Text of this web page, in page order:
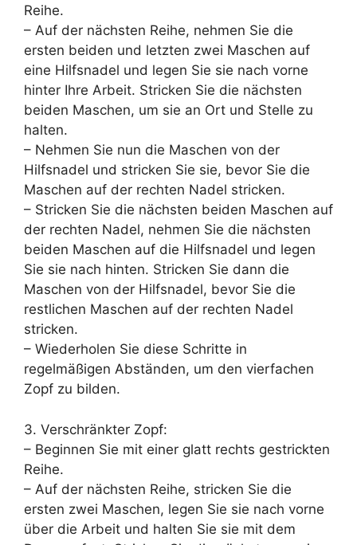
Reihe.
– Auf der nächsten Reihe, nehmen Sie die
ersten beiden und letzten zwei Maschen auf
eine Hilfsnadel und legen Sie sie nach vorne
hinter Ihre Arbeit. Stricken Sie die nächsten
beiden Maschen, um sie an Ort und Stelle zu
halten.
– Nehmen Sie nun die Maschen von der
Hilfsnadel und stricken Sie sie, bevor Sie die
Maschen auf der rechten Nadel stricken.
– Stricken Sie die nächsten beiden Maschen auf
der rechten Nadel, nehmen Sie die nächsten
beiden Maschen auf die Hilfsnadel und legen
Sie sie nach hinten. Stricken Sie dann die
Maschen von der Hilfsnadel, bevor Sie die
restlichen Maschen auf der rechten Nadel
stricken.
– Wiederholen Sie diese Schritte in
regelmäßigen Abständen, um den vierfachen
Zopf zu bilden.
3. Verschränkter Zopf:
– Beginnen Sie mit einer glatt rechts gestrickten
Reihe.
– Auf der nächsten Reihe, stricken Sie die
ersten zwei Maschen, legen Sie sie nach vorne
über die Arbeit und halten Sie sie mit dem